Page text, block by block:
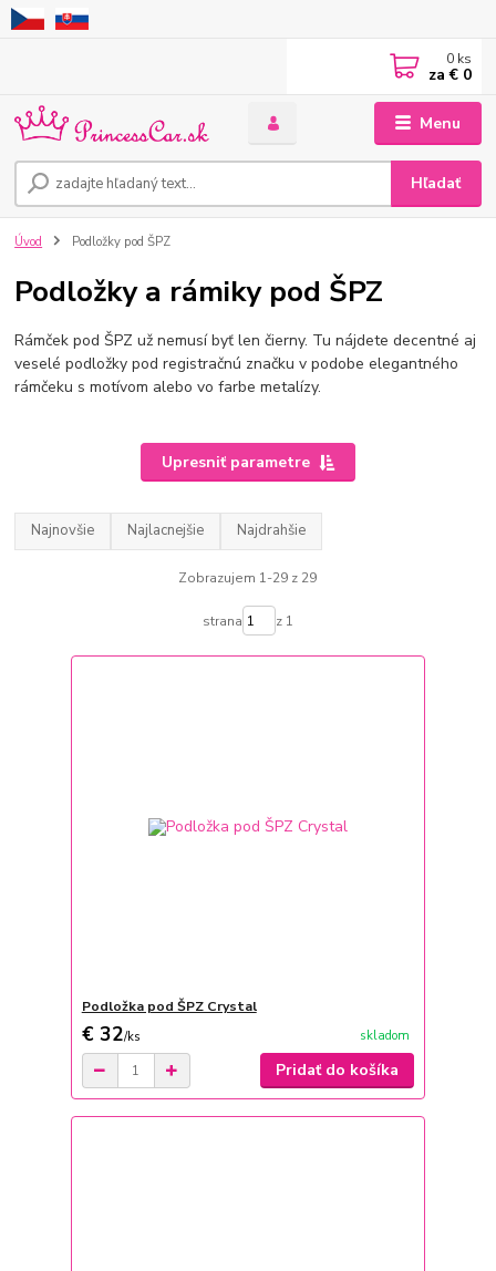
Menu
Hľadať
0 ks
za € 0
Úvod Podložky pod ŠPZ
Podložky a rámiky pod ŠPZ
Rámčekpod ŠPZ už nemusí byť len čierny. Tu nájdete decentné aj
veselé podložky podregistračnú značku v podobe elegantného
rámčeku s motívom alebo vo farbemetalízy.
Upresniť parametre
Najnovšie Najlacnejšie Najdrahšie
Zobrazujem 1-29 z 29
strana z 1
Podložka pod ŠPZ Crystal
€ 32/ks skladom
Pridať do košíka